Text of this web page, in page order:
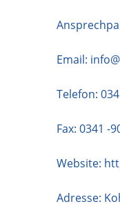
Email:
Telefon:
Fax: 0341 -
Website:
Adresse: